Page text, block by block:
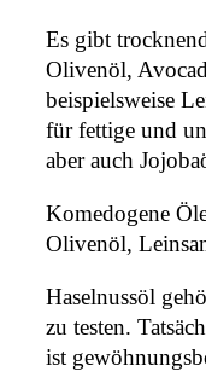
Es gibt
Olivenöl,
beispielsweise
für fettige und
aber auch
Komedogene
Olivenöl,
Haselnussöl
zu testen.
ist